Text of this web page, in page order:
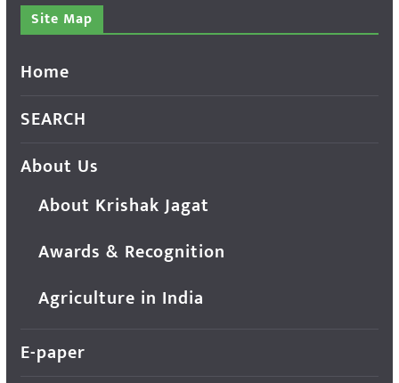
Site Map
Home
SEARCH
About Us
About Krishak Jagat
Awards & Recognition
Agriculture in India
E-paper